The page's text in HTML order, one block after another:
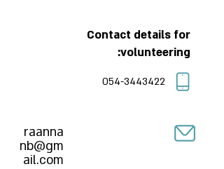
Contact details for
volunteering:
054-3443422
raanna
nb@gm
ail.com